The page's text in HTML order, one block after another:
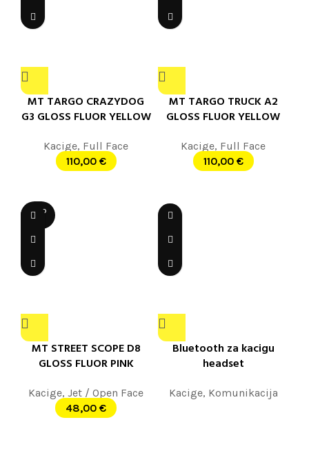
MT TARGO CRAZYDOG
G3 GLOSS FLUOR YELLOW
Kacige, Full Face
110,00 €
MT TARGO TRUCK A2
GLOSS FLUOR YELLOW
Kacige, Full Face
110,00 €
SOLD
OUT
MT STREET SCOPE D8
GLOSS FLUOR PINK
Kacige, Jet / Open Face
48,00 €
Bluetooth za kacigu
headset
Kacige, Komunikacija